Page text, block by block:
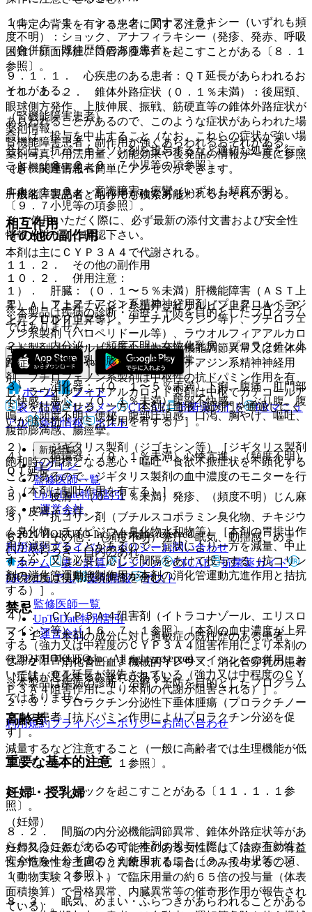
（特定の背景を有する患者に関する注意）
（合併症・既往歴等のある患者）
９．１．１． 心疾患のある患者：ＱＴ延長があらわれるお
それがある。
（腎機能障害患者）
腎機能障害患者：副作用が強くあらわれるおそれがある。
（肝機能障害患者）
肝機能障害患者：副作用が強くあらわれるおそれがある。
相互作用
本剤は主にＣＹＰ３Ａ４で代謝される。
１０．２． 併用注意：
１）． フェノチアジン系精神神経用剤（プロクロルペラジ
ン、クロルプロマジン、チエチルペラジン等）、ブチロフェ
ノン系製剤（ハロペリドール等）、ラウオルフィアアルカロ
イド製剤（レセルピン等）［内分泌機能調節異常又は錐体外
路症状が発現しやすくなる（フェノチアジン系精神神経用
剤、ブチロフェノン系製剤は中枢性の抗ドパミン作用を有
し、ラウオルフィアアルカロイド製剤は中枢でカテコールア
ミンを枯渇させる、一方、本剤は血液−脳関門を通過しにく
いが強い抗ドパミン作用を有する）］。
２）． ジギタリス製剤（ジゴキシン等）［ジギタリス製剤
飽和時の指標となる悪心・嘔吐・食欲不振症状を不顕化する
ことがあるので、ジギタリス製剤の血中濃度のモニターを行
う（本剤は制吐作用を有する）］。
３）． 抗コリン剤（ブチルスコポラミン臭化物、チキジウ
ム臭化物、チメピジウム臭化物水和物等）［本剤の胃排出作
用が減弱することがあるので、症状により一方を減量、中止
するか、又は必要に応じて間隔をあけて投与する（抗コリン
剤の消化管運動抑制作用が本剤の消化管運動亢進作用と拮抗
する）］。
４）． ＣＹＰ３Ａ４阻害剤（イトラコナゾール、エリスロ
マイシン等）〔１６．７．１参照〕［本剤の血中濃度が上昇
する（強力又は中程度のＣＹＰ３Ａ４阻害作用により本剤の
代謝が阻害される）。また、エリスロマイシンとの併用にお
いては、ＱＴ延長が報告されている（強力又は中程度のＣＹ
Ｐ３Ａ４阻害作用により本剤の代謝が阻害される）］。
高齢者
減量するなど注意すること（一般に高齢者では生理機能が低
下している）〔１５．１参照〕。
妊婦・授乳婦
（妊婦）
妊婦又は妊娠している可能性のある女性には、治療上の有益
性が危険性を上回ると判断される場合にのみ投与すること
（動物実験（ラット）で臨床用量の約６５倍の投与量（体表
面積換算）で骨格異常、内臓異常等の催奇形作用が報告され
ている）。
１１．１．１． ショック、アナフィラキシー（いずれも頻
度不明）：ショック、アナフィラキシー（発疹、発赤、呼吸
困難、顔面浮腫、口唇浮腫等）を起こすことがある〔８．１
参照〕。
１１．１．２． 錐体外路症状（０．１％未満）：後屈頸、
眼球側方発作、上肢伸展、振戦、筋硬直等の錐体外路症状が
あらわれることがあるので、このような症状があらわれた場
合には、投与を中止すること（なお、これらの症状が強い場
合には、抗パーキンソン剤を投与するなど適切な処置を行う
こと）〔８．２、９．７小児等の項参照〕。
１１．１．３． 意識障害、痙攣（いずれも頻度不明）
〔９．７小児等の項参照〕。
その他の副作用
１１．２． その他の副作用
１）． 肝臓：（０．１〜５％未満）肝機能障害（ＡＳＴ上
昇、ＡＬＴ上昇、γ−ＧＴＰ上昇、ビリルビン上昇、Ａｌ−Ｐ
上昇、ＬＤＨ上昇等）。
２）． 内分泌：（頻度不明）女性化乳房、プロラクチン上
昇、乳汁分泌、乳房膨満感、月経異常。
３）． 消化器：（０．１〜５％未満）下痢、腹痛、肛門部
不快感、悪心、（０．１％未満）腹部不快感、しぶり腹、腹
鳴、（頻度不明）便秘、腹部圧迫感、口渇、胸やけ、嘔吐、
腹部膨満感、腸痙攣。
４）． 循環器：（０．１％未満）心悸亢進、（頻度不明）
ＱＴ延長。
５）． 皮膚：（０．１％未満）発疹、（頻度不明）じん麻
疹、皮膚そう痒。
６）． その他：（頻度不明）発汗、眠気、動揺感、めま
い・ふらつき、口内のあれ。
発現頻度は使用成績調査を含む。
禁忌
２．１． 本剤の成分に対し過敏症の既往歴のある患者。
２．２． 消化管出血、機械的イレウス、消化管穿孔の患者
［症状が悪化するおそれがある］。
２．３． プロラクチン分泌性下垂体腫瘍（プロラクチノー
マ）の患者［抗ドパミン作用によりプロラクチン分泌を促
す］。
重要な基本的注意
８．１． ショックを起こすことがある〔１１．１．１参
照〕。
８．２． 間脳の内分泌機能調節異常、錐体外路症状等があ
らわれることがあるので、本剤の投与に際しては、有効性と
安全性を十分考慮のうえ使用すること〔９．７小児等の項、
１１．１．２参照〕。
８．３． 眠気、めまい・ふらつきがあらわれることがある
薬剤情報
薬剤写真、用法用量、効能効果や後発品の情報が一度に参照
でき、関連情報へ簡単にアクセスができます。
一般名、製品名どちらでも検索可能！
※ ご使用いただく際に、必ず最新の添付文書および安全性
情報も併せてご確認下さい。
※本製品は疾病の診断・治療・予防を目的としたプログラム
ではありません。
ホーム
ノート
表・計算
レジメン CTCAE 抗菌薬ガイド
ERマニュ
アル
薬剤情報 ポスト
新規登録
ログイン
監修医師一覧
UpToDate特別割引
運営会社
© 2021 HOKUTO Inc. All rights reserved.
利用規約プライバシーポリシーお問い合わせ
ホーム
表・計算 レジメン CTCAE
抗菌薬ガイド
ERマニュアル
薬剤情報 ポスト
監修医師一覧
UpToDate特別割引
運営会社
© 2021 HOKUTO Inc. All rights reserved.
※本製品は疾病の診断・治療・予防を目的としたプログラム
ではありません。
利用規約プライバシーポリシーお問い合わせ